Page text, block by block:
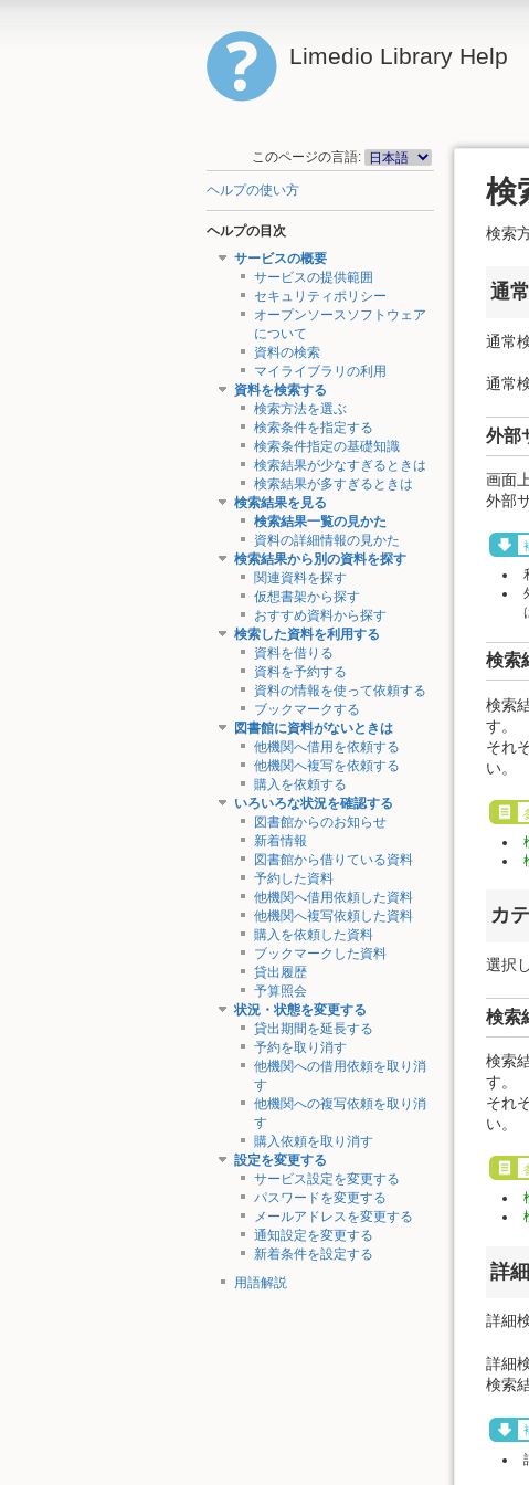
Limedio Library Help
このページの言語:
ヘルプの使い方
ヘルプの目次
サービスの概要
サービスの提供範囲
セキュリティポリシー
オープンソースソフトウェア
について
資料の検索
マイライブラリの利用
資料を検索する
検索方法を選ぶ
検索条件を指定する
検索条件指定の基礎知識
検索結果が少なすぎるときは
検索結果が多すぎるときは
検索結果を見る
検索結果一覧の見かた
資料の詳細情報の見かた
検索結果から別の資料を探す
関連資料を探す
仮想書架から探す
おすすめ資料から探す
検索した資料を利用する
資料を借りる
資料を予約する
資料の情報を使って依頼する
ブックマークする
図書館に資料がないときは
他機関へ借用を依頼する
他機関へ複写を依頼する
購入を依頼する
いろいろな状況を確認する
図書館からのお知らせ
新着情報
図書館から借りている資料
予約した資料
他機関へ借用依頼した資料
他機関へ複写依頼した資料
購入を依頼した資料
ブックマークした資料
貸出履歴
予算照会
状況・状態を変更する
貸出期間を延長する
予約を取り消す
他機関への借用依頼を取り消
す
他機関への複写依頼を取り消
す
購入依頼を取り消す
設定を変更する
サービス設定を変更する
パスワードを変更する
メールアドレスを変更する
通知設定を変更する
新着条件を設定する
用語解説
検
検索
通
通常
通常
外部
画面
外部
検索
検索
す。
それ
い。
カ
選択
検索
検索
す。
それ
い。
詳
詳細
詳細
検索